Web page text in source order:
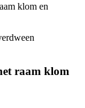
klom en
raam klom